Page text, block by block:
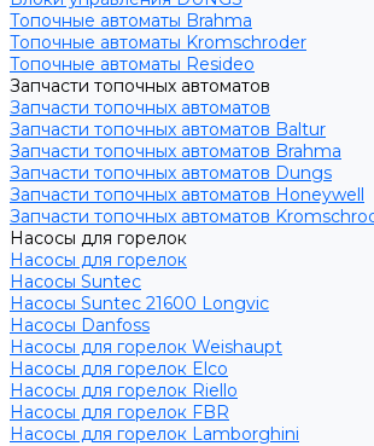
Топочные автоматы Brahma
Топочные автоматы Kromschroder
Топочные автоматы Resideo
Запчасти топочных автоматов
Запчасти топочных автоматов
Запчасти топочных автоматов Baltur
Запчасти топочных автоматов Brahma
Запчасти топочных автоматов Dungs
Запчасти топочных автоматов Honeywell
Запчасти топочных автоматов
Насосы для горелок
Насосы для горелок
Насосы Suntec
Насосы Suntec 21600 Longvic
Насосы Danfoss
Насосы для горелок Weishaupt
Насосы для горелок Elco
Насосы для горелок Riello
Насосы для горелок FBR
Насосы для горелок Lamborghini